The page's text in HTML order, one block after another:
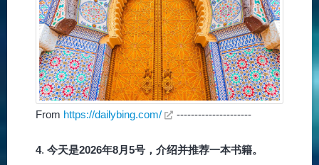
From https://dailybing.com/ ---------------------
4. 今天是2026年8月5号，介绍并推荐一本书籍。